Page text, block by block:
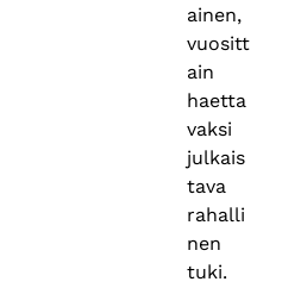
ainen,
vuositt
ain
haetta
vaksi
julkais
tava
rahalli
nen
tuki.